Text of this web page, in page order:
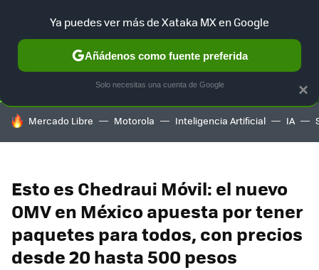
SELECCIÓN GAMING HOME AUTO TERRITORIO
HOY SE HABLA DE
Mercado Libre Motorola Inteligencia Artificial IA
Esto es Chedraui Móvil: el nuevo
OMV en México apuesta por tener
paquetes para todos, con precios
desde 20 hasta 500 pesos
×
Ya puedes ver más de Xataka MX en Google
Añádenos como fuente preferida
Solo necesitas una cuenta de Google